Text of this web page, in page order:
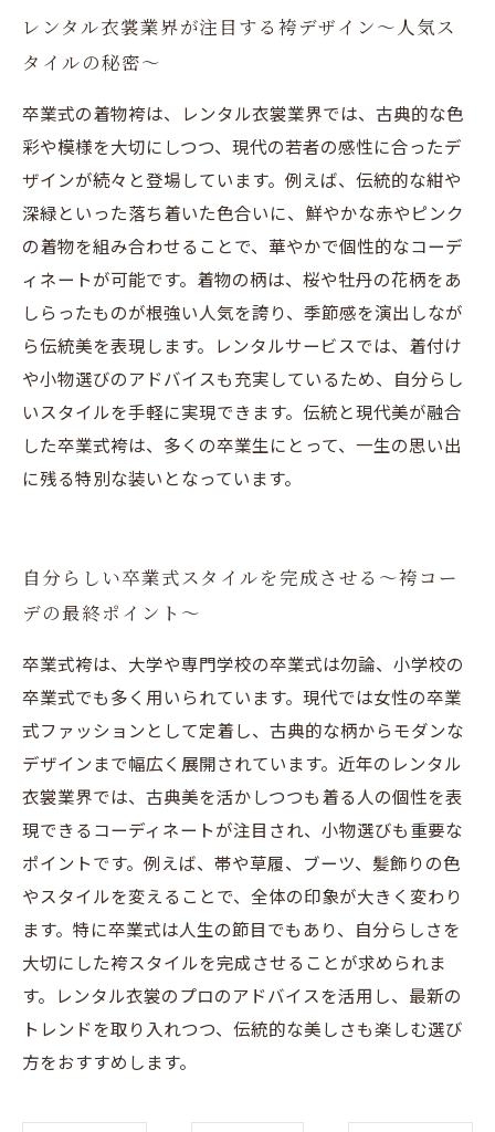
レンタル衣裳業界が注目する袴デザイン〜人気ス
タイルの秘密〜
卒業式の着物袴は、レンタル衣裳業界では、古典的な色
彩や模様を大切にしつつ、現代の若者の感性に合ったデ
ザインが続々と登場しています。例えば、伝統的な紺や
深緑といった落ち着いた色合いに、鮮やかな赤やピンク
の着物を組み合わせることで、華やかで個性的なコーデ
ィネートが可能です。着物の柄は、桜や牡丹の花柄をあ
しらったものが根強い人気を誇り、季節感を演出しなが
ら伝統美を表現します。レンタルサービスでは、着付け
や小物選びのアドバイスも充実しているため、自分らし
いスタイルを手軽に実現できます。伝統と現代美が融合
した卒業式袴は、多くの卒業生にとって、一生の思い出
に残る特別な装いとなっています。
自分らしい卒業式スタイルを完成させる〜袴コー
デの最終ポイント〜
卒業式袴は、大学や専門学校の卒業式は勿論、小学校の
卒業式でも多く用いられています。現代では女性の卒業
式ファッションとして定着し、古典的な柄からモダンな
デザインまで幅広く展開されています。近年のレンタル
衣裳業界では、古典美を活かしつつも着る人の個性を表
現できるコーディネートが注目され、小物選びも重要な
ポイントです。例えば、帯や草履、ブーツ、髪飾りの色
やスタイルを変えることで、全体の印象が大きく変わり
ます。特に卒業式は人生の節目でもあり、自分らしさを
大切にした袴スタイルを完成させることが求められま
す。レンタル衣裳のプロのアドバイスを活用し、最新の
トレンドを取り入れつつ、伝統的な美しさも楽しむ選び
方をおすすめします。